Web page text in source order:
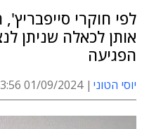
לפי חוקרי
הפגיעה
יוסי הטוני 01/09/2024 13:56